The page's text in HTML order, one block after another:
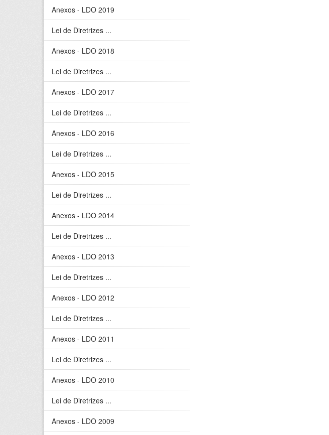
Anexos - LDO 2019
Lei de Diretrizes ...
Anexos - LDO 2018
Lei de Diretrizes ...
Anexos - LDO 2017
Lei de Diretrizes ...
Anexos - LDO 2016
Lei de Diretrizes ...
Anexos - LDO 2015
Lei de Diretrizes ...
Anexos - LDO 2014
Lei de Diretrizes ...
Anexos - LDO 2013
Lei de Diretrizes ...
Anexos - LDO 2012
Lei de Diretrizes ...
Anexos - LDO 2011
Lei de Diretrizes ...
Anexos - LDO 2010
Lei de Diretrizes ...
Anexos - LDO 2009